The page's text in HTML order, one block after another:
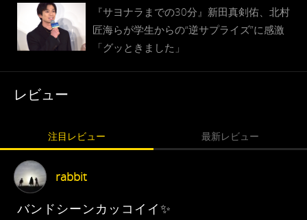
『サヨナラまでの30分』新田真剣佑、北村
匠海らが学生からの“逆サプライズ”に感激
「グッときました」
レビュー
注目レビュー 最新レビュー
rabbit
バンドシーンカッコイイ✨